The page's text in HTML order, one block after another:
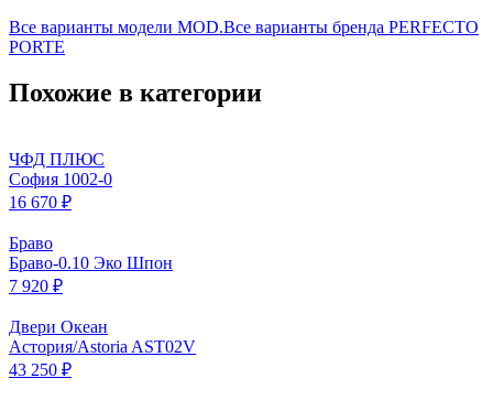
Все варианты модели MOD.Все варианты бренда PERFECTO
PORTE
Похожие в категории
ЧФД ПЛЮС
София 1002-0
16 670 ₽
Браво
Браво-0.10 Эко Шпон
7 920 ₽
Двери Океан
Астория/Astoria AST02V
43 250 ₽